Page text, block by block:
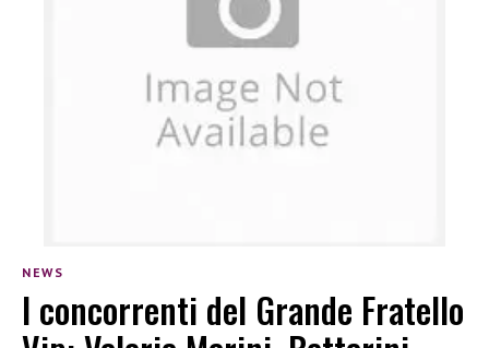
NEWS
I concorrenti del Grande Fratello